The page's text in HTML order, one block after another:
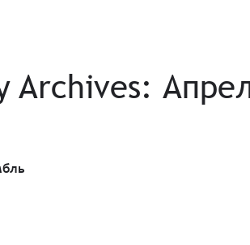
Archives: